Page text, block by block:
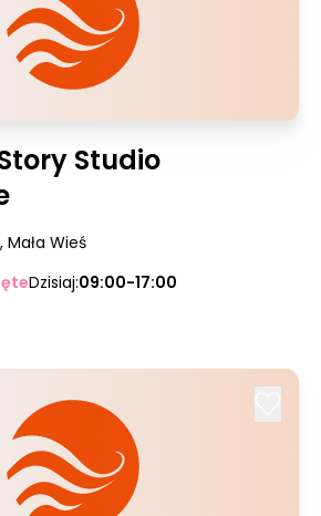
Studio
, Mała Wieś
Dzisiaj:09:00-17:00